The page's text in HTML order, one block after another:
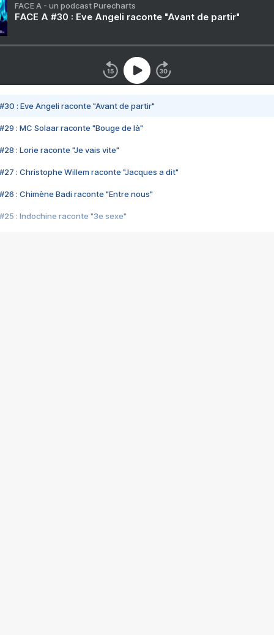
FACE A - un podcast Purecharts
FACE A #30 : Eve Angeli raconte "Avant de partir"
#30 : Eve Angeli raconte "Avant de partir"
#29 : MC Solaar raconte "Bouge de là"
#28 : Lorie raconte "Je vais vite"
#27 : Christophe Willem raconte "Jacques a dit"
#26 : Chimène Badi raconte "Entre nous"
#25 : Indochine raconte "3e sexe"